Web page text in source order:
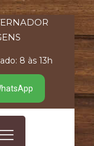
8 às 13h